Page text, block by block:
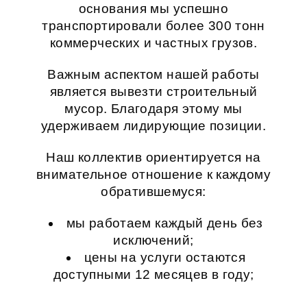
основания мы успешно
транспортировали более 300 тонн
коммерческих и частных грузов.
Важным аспектом нашей работы
является вывезти строительный
мусор. Благодаря этому мы
удерживаем лидирующие позиции.
Наш коллектив ориентируется на
внимательное отношение к каждому
обратившемуся:
мы работаем каждый день без
исключений;
цены на услуги остаются
доступными 12 месяцев в году;